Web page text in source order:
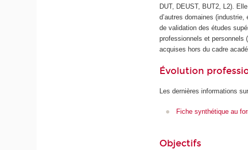
DUT, DEUST, BUT2, L2).
d’autres domaines
de validation des études
professionnels et personnels
acquises hors du cadre
Évolution
Les dernières informations
Fiche synthétique au
Objectifs